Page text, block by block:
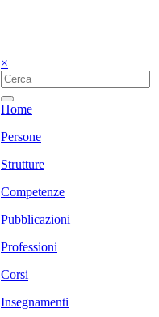
×
Home
Persone
Strutture
Competenze
Pubblicazioni
Professioni
Corsi
Insegnamenti